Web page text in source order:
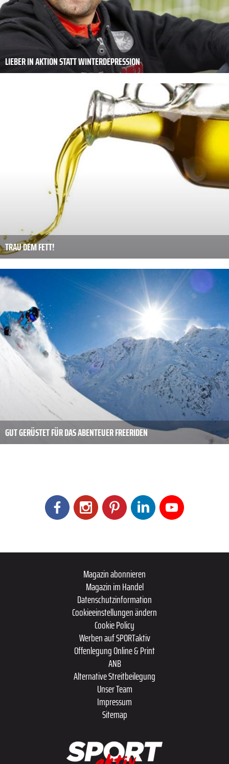
LIEBER IN AKTION STATT WINTERDEPRESSION
TRAU DEM FETT!
GUT GERÜSTET FÜR DAS ABENTEUER FREERIDEN
Magazin abonnieren
Magazin im Handel
Datenschutzinformation
Cookieeinstellungen ändern
Cookie Policy
Werben auf SPORTaktiv
Offenlegung Online & Print
ANB
Alternative Streitbeilegung
Unser Team
Impressum
Sitemap